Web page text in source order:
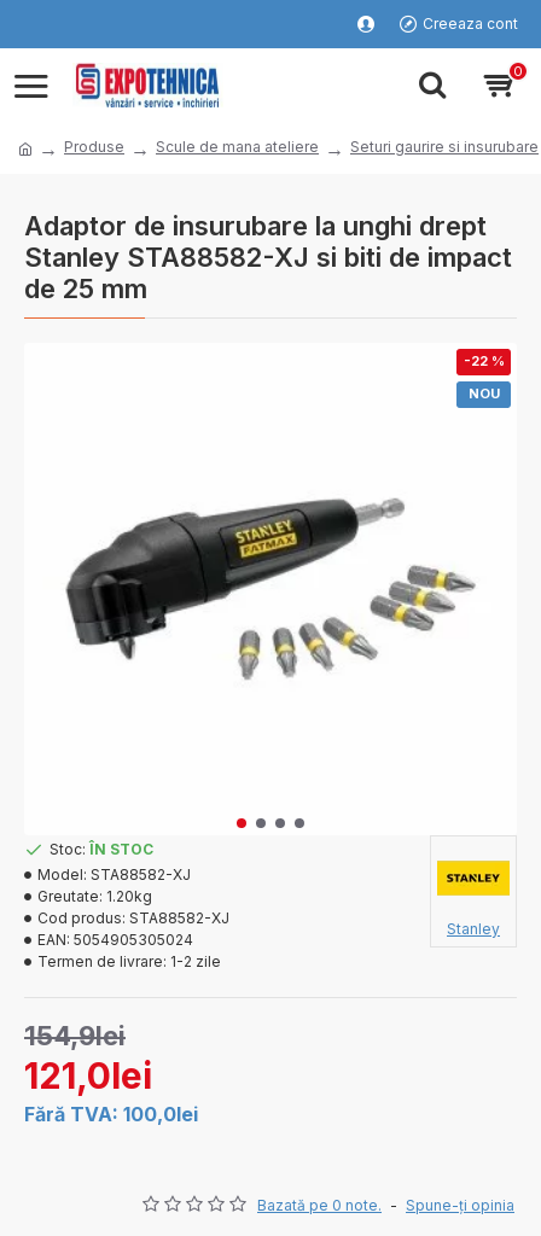
Creeaza cont
0
Produse Scule de mana ateliere Seturi gaurire si insurubare
Adaptor de insurubare la unghi drept
Stanley STA88582-XJ si biti de impact
de 25 mm
NOU
-22 %
Bazată pe 0 note. - Spune-ţi opinia
121,0lei
154,9lei
Fără TVA: 100,0lei
Stoc: ÎN STOC
Model: STA88582-XJ
Greutate: 1.20kg
Cod produs: STA88582-XJ
EAN: 5054905305024
Termen de livrare: 1-2 zile
Stanley